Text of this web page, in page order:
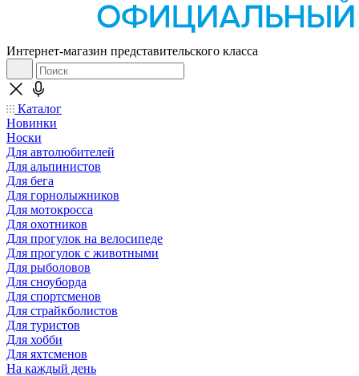
Интернет-магазин представительского класса
Каталог
Новинки
Носки
Для автолюбителей
Для альпинистов
Для бега
Для горнолыжников
Для мотокросса
Для охотников
Для прогулок на велосипеде
Для прогулок с животными
Для рыболовов
Для сноуборда
Для спортсменов
Для страйкболистов
Для туристов
Для хобби
Для яхтсменов
На каждый день